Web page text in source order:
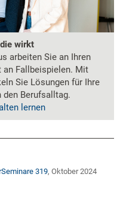
wirkt
arbeiten Sie an Ihren
an Fallbeispielen. Mit
Sie Lösungen für Ihre
Berufsalltag.
lernen
319, Oktober 2024